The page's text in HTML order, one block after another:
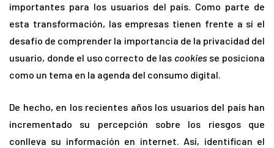
importantes para los usuarios del país. Como parte de
esta transformación, las empresas tienen frente a sí el
desafío de comprender la importancia de la privacidad del
usuario, donde el uso correcto de las cookiesse posiciona
como un tema en la agenda del consumo digital.
De hecho, en los recientes años los usuarios del país han
incrementado su percepción sobre los riesgos que
conlleva su información en internet. Así, identifican el